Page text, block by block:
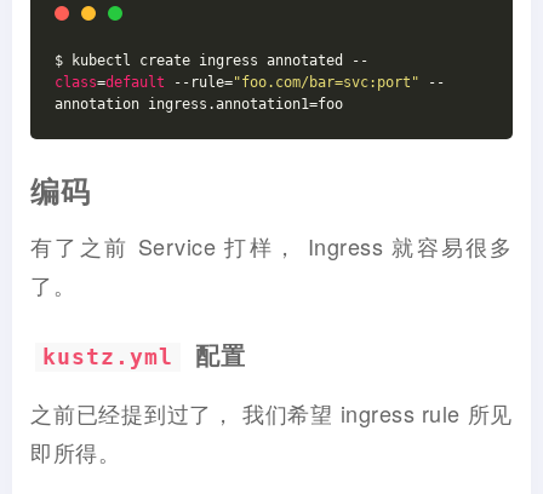
$ kubectl create ingress annotated --
class=default --rule="foo.com/bar=svc:port" --
annotation ingress.annotation1=foo
编码
有了之前 Service 打样， Ingress 就容易很多
了。
kustz.yml 配置
之前已经提到过了， 我们希望 ingress rule 所见
即所得。